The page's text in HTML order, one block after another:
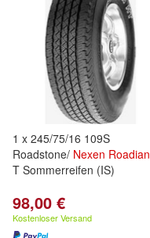
1 x 245/75/16 109S
Roadstone/ Nexen Roadian
T Sommerreifen (IS)
98,00 €
Kostenloser Versand